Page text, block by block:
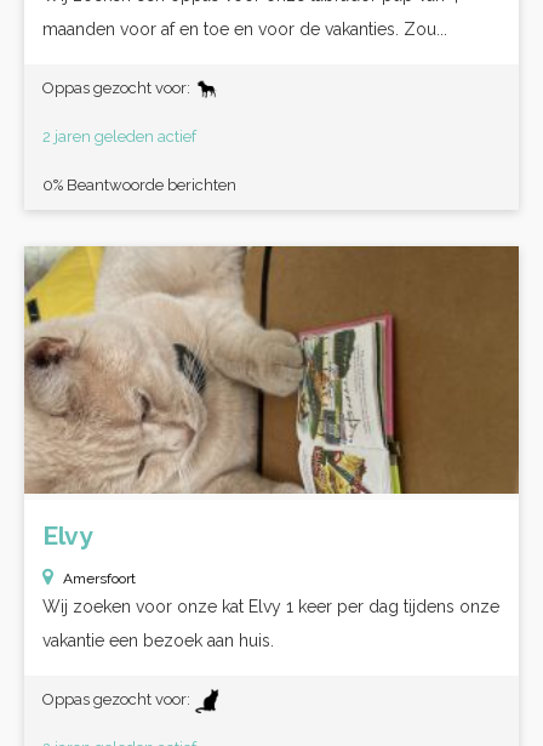
maanden voor af en toe en voor de vakanties. Zou...
Oppas gezocht voor:
2 jaren geleden actief
0% Beantwoorde berichten
Elvy
Amersfoort
Wij zoeken voor onze kat Elvy 1 keer per dag tijdens onze
vakantie een bezoek aan huis.
Oppas gezocht voor: